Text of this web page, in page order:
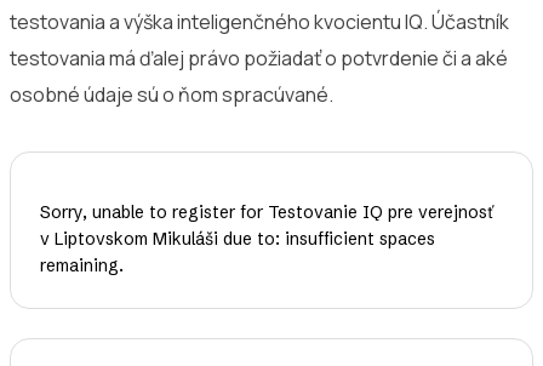
testovania a výška inteligenčného kvocientu IQ. Účastník
testovania má ďalej právo požiadať o potvrdenie či a aké
osobné údaje sú o ňom spracúvané.
Sorry, unable to register for Testovanie IQ pre verejnosť
v Liptovskom Mikuláši due to: insufficient spaces
remaining.